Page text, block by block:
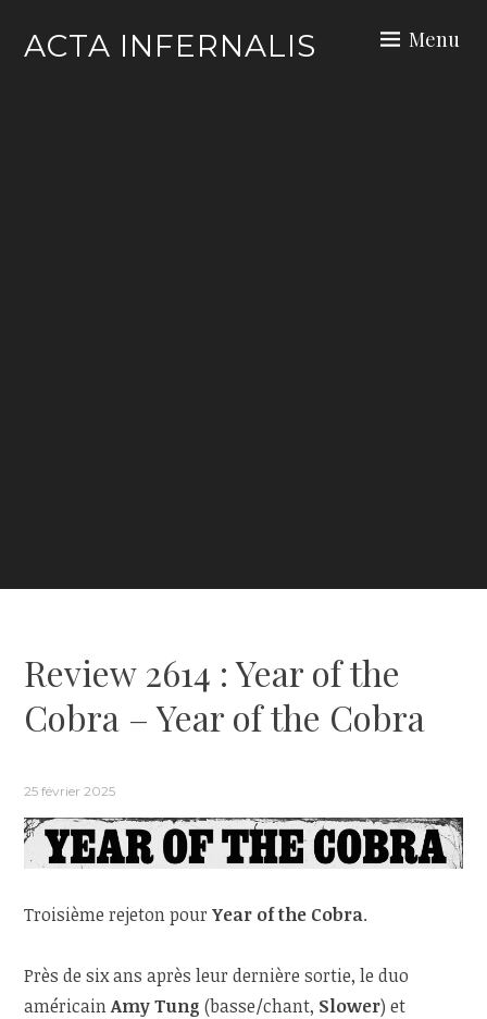
ACTA INFERNALIS Menu
Review 2614 : Year of the
Cobra – Year of the Cobra
25 février 2025
Troisième rejeton pourYear of the Cobra.
Près de six ans après leur dernière sortie, le duo
américainAmy Tung(basse/chant, Slower) et